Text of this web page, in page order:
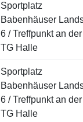
Sportplatz
Babenhäuser
6 / Treffpunkt an der
TG Halle
Sportplatz
Babenhäuser
6 / Treffpunkt an der
TG Halle